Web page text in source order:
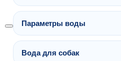
Параметры воды
Вода для собак